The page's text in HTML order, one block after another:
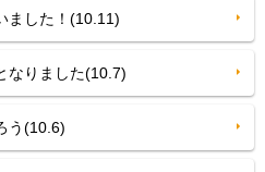
ました！(10.11)
なりました(10.7)
う(10.6)